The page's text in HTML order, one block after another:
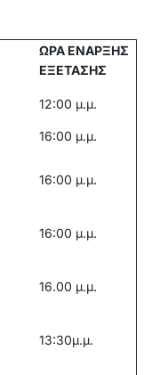
ΩΡΑ ΕΝΑΡΞΗΣ
ΕΞΕΤΑΣΗΣ
12:00 μ.μ.
16:00 μ.μ.
16:00 μ.μ.
16:00 μ.μ.
16.00 μ.μ.
13:30μ.μ.